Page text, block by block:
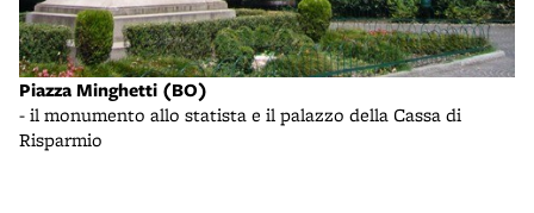
Piazza Minghetti (BO)
- il monumento allo statista e il palazzo della Cassa di
Risparmio